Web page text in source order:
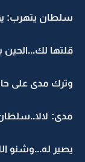
سلطان يتهرب:
قلتها لك...الحين
وترك مدى على
مدى:
يصير له...وشنو